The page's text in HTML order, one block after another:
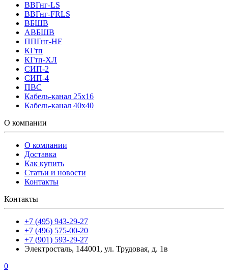
ВВГнг-LS
ВВГнг-FRLS
ВБШВ
АВБШВ
ППГнг-HF
КГтп
КГтп-ХЛ
СИП-2
СИП-4
ПВС
Кабель-канал 25х16
Кабель-канал 40х40
О компании
О компании
Доставка
Как купить
Статьи и новости
Контакты
Контакты
+7 (495) 943-29-27
+7 (496) 575-00-20
+7 (901) 593-29-27
Электросталь, 144001, ул. Трудовая, д. 1в
0